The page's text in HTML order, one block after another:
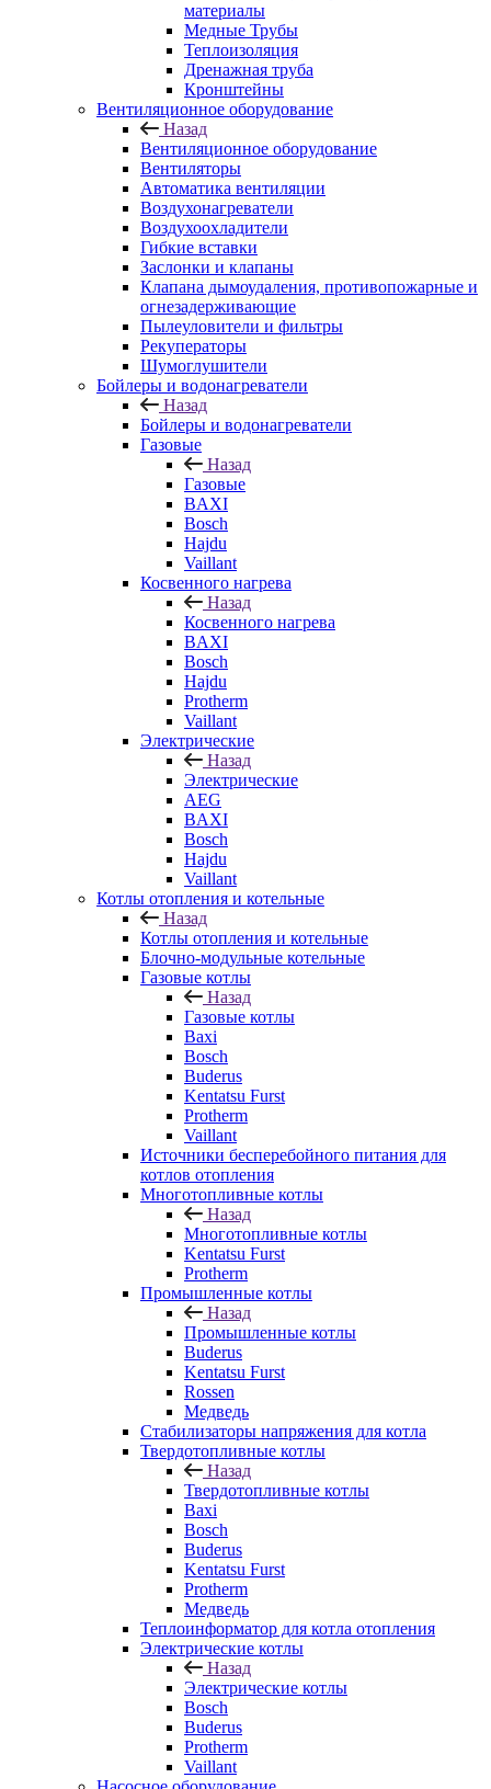
материалы
Медные Трубы
Теплоизоляция
Дренажная труба
Кронштейны
Вентиляционное оборудование
Назад
Вентиляционное оборудование
Вентиляторы
Автоматика вентиляции
Воздухонагреватели
Воздухоохладители
Гибкие вставки
Заслонки и клапаны
Клапана дымоудаления, противопожарные и
огнезадерживающие
Пылеуловители и фильтры
Рекуператоры
Шумоглушители
Бойлеры и водонагреватели
Назад
Бойлеры и водонагреватели
Газовые
Назад
Газовые
BAXI
Bosch
Hajdu
Vaillant
Косвенного нагрева
Назад
Косвенного нагрева
BAXI
Bosch
Hajdu
Protherm
Vaillant
Электрические
Назад
Электрические
AEG
BAXI
Bosch
Hajdu
Vaillant
Котлы отопления и котельные
Назад
Котлы отопления и котельные
Блочно-модульные котельные
Газовые котлы
Назад
Газовые котлы
Baxi
Bosch
Buderus
Kentatsu Furst
Protherm
Vaillant
Источники бесперебойного питания для
котлов отопления
Многотопливные котлы
Назад
Многотопливные котлы
Kentatsu Furst
Protherm
Промышленные котлы
Назад
Промышленные котлы
Buderus
Kentatsu Furst
Rossen
Медведь
Стабилизаторы напряжения для котла
Твердотопливные котлы
Назад
Твердотопливные котлы
Baxi
Bosch
Buderus
Kentatsu Furst
Protherm
Медведь
Теплоинформатор для котла отопления
Электрические котлы
Назад
Электрические котлы
Bosch
Buderus
Protherm
Vaillant